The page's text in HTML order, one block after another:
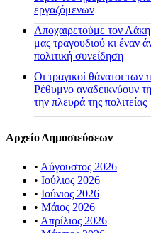
εργαζόμενων
Αποχαιρετούμε τον
μας τραγουδιού κι έναν
πολιτική συνείδηση
Οι τραγικοί θάνατοι
Ρέθυμνο αναδεικνύουν
την πλευρά της πολιτείας
Αρχείο Δημοσιεύσεων
• Αύγουστος 2026
• Ιούλιος 2026
• Ιούνιος 2026
• Μάιος 2026
• Απρίλιος 2026